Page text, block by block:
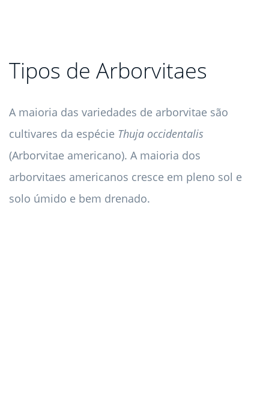
Tipos de Arborvitaes
A maioria das variedades de arborvitae são
cultivares da espécie Thuja occidentalis
(Arborvitae americano). A maioria dos
arborvitaes americanos cresce em pleno sol e
solo úmido e bem drenado.